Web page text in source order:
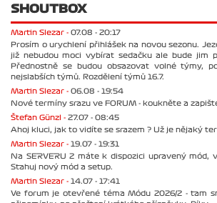
SHOUTBOX
Martin Slezar - 07.08 - 20:17
Prosím o urychlení přihlášek na novou sezonu.
již nebudou moci vybírat sedačku ale bude jim
Přednostně se budou obsazovat volné týmy,
nejslabších týmů. Rozdělení týmů 16.7.
Martin Slezar - 06.08 - 19:54
Nové termíny srazu ve FORUM - koukněte a
Štefan Günzl - 27.07 - 08:45
Ahoj kluci, jak to vidíte se srazem ? Už je nějaký
Martin Slezar - 19.07 - 19:31
Na SERVERU 2 máte k dispozici upravený mód,
Stahuj nový mód a setup.
Martin Slezar - 14.07 - 17:41
Ve forum je otevřené téma Módu 2026/2 - tam